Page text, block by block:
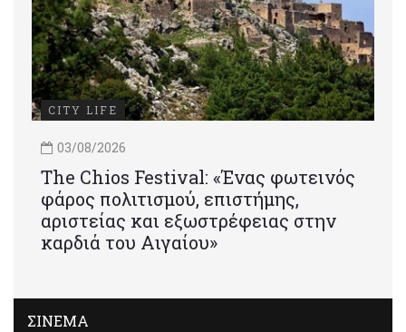
CITY LIFE
03/08/2026
Τhe Chios Festival: «Ένας φωτεινός
φάρος πολιτισμού, επιστήμης,
αριστείας και εξωστρέφειας στην
καρδιά του Αιγαίου»
ΣΙΝΕΜΑ